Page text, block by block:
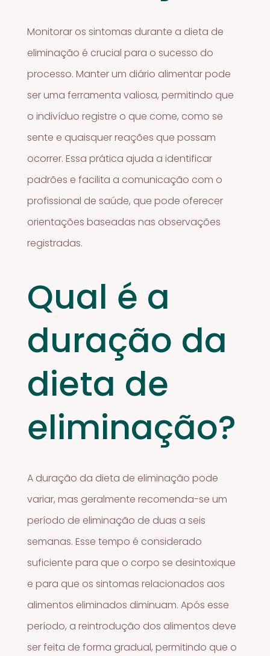
Monitorar os sintomas durante a dieta de
eliminação é crucial para o sucesso do
processo. Manter um diário alimentar pode
ser uma ferramenta valiosa, permitindo que
o indivíduo registre o que come, como se
sente e quaisquer reações que possam
ocorrer. Essa prática ajuda a identificar
padrões e facilita a comunicação com o
profissional de saúde, que pode oferecer
orientações baseadas nas observações
registradas.
Qual é a
duração da
dieta de
eliminação?
A duração da dieta de eliminação pode
variar, mas geralmente recomenda-se um
período de eliminação de duas a seis
semanas. Esse tempo é considerado
suficiente para que o corpo se desintoxique
e para que os sintomas relacionados aos
alimentos eliminados diminuam. Após esse
período, a reintrodução dos alimentos deve
ser feita de forma gradual, permitindo que o